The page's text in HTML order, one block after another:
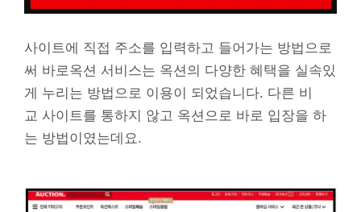
사이트에 직접 주소를 입력하고 들어가는 방법으로
써 바로옥션 서비스는 옥션의 다양한 혜택을 실속있
게 누리는 방법으로 이용이 되었습니다. 다른 비
교 사이트를 통하지 않고 옥션으로 바로 입장을 하
는 방법이였는데요.